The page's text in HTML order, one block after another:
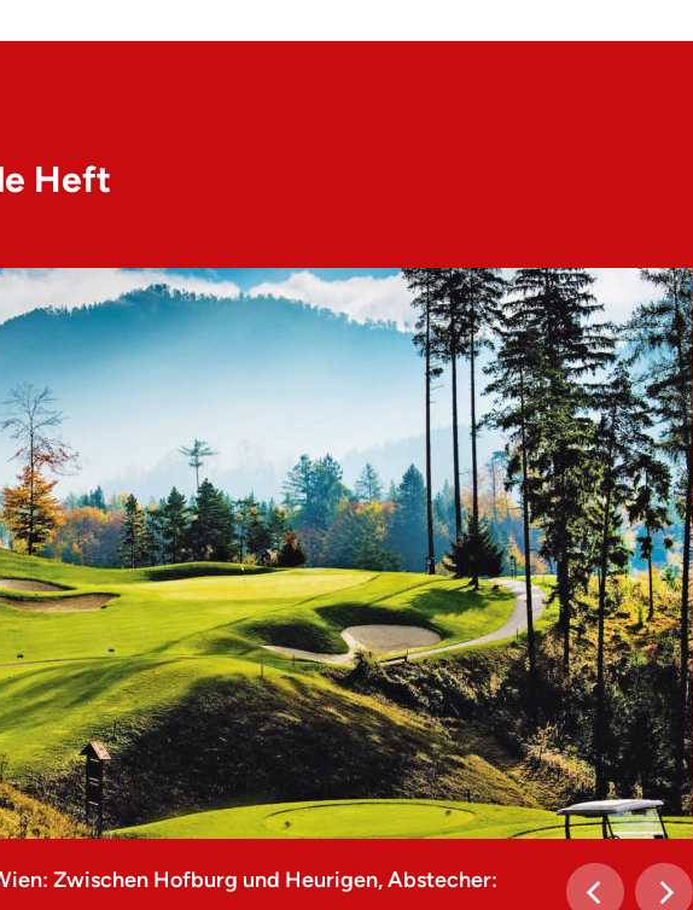
Heft
Zwischen Hofburg und Heurigen, Abstecher: